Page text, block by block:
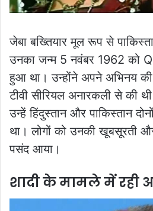
जेबा बख्त‍ियार मूल रूप से
उनका जन्म 5 नवंबर 1962 को
हुआ था। उन्होंने अपने अभिनय
टीवी सीर‍ियल अनारकली से की
उन्हें हिंदुस्तान और पाकिस्तान
था। लोगों को उनकी खूबसूरती
पसंद आया।
शादी के मामले में रही